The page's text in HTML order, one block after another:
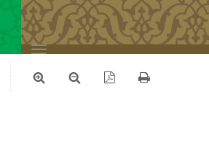
Toggle
navigation